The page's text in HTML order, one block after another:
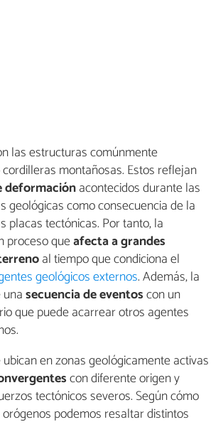
las estructuras comúnmente
montañosas. Estos reflejan
deformaciónacontecidos durante las
geológicas como consecuencia de la
placas tectónicas. Por tanto, la
proceso queafecta a grandes
al tiempo que condiciona el
geológicos externos. Además, la
secuencia de eventoscon un
que puede acarrear otros agentes
en zonas geológicamente activas
con diferente origen y
tectónicos severos. Según cómo
podemos resaltar distintos